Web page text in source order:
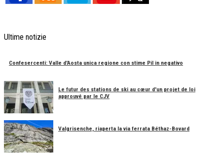
Ultime notizie
Confesercenti: Valle d'Aosta unica regione con stime Pil in negativo
Le futur des stations de ski au cœur d'un projet de loi
approuvé par le CJV
Valgrisenche, riaperta la via ferrata Béthaz-Bovard